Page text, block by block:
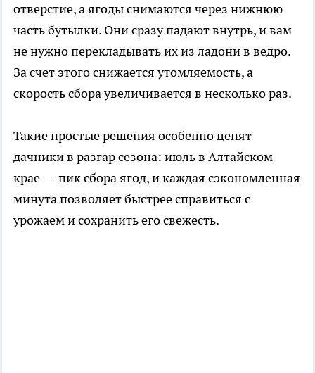
отверстие, а ягоды снимаются через нижнюю
часть бутылки. Они сразу падают внутрь, и вам
не нужно перекладывать их из ладони в ведро.
За счет этого снижается утомляемость, а
скорость сбора увеличивается в несколько раз.
Такие простые решения особенно ценят
дачники в разгар сезона: июль в Алтайском
крае — пик сбора ягод, и каждая сэкономленная
минута позволяет быстрее справиться с
урожаем и сохранить его свежесть.